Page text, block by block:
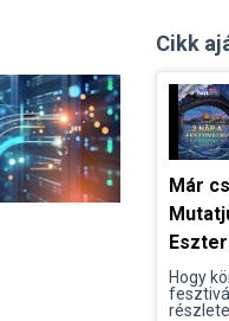
Cikk
Már
Hogy